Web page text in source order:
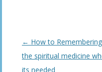
Post
navigation
← How to Remembering
the spiritual medicine
its needed